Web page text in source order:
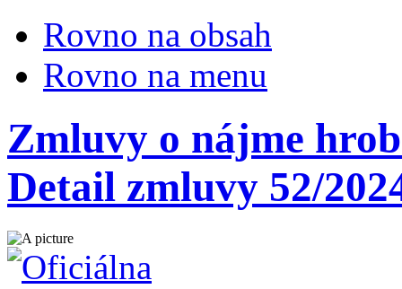
Rovno na obsah
Rovno na menu
Zmluvy o nájme
Detail zmluvy 52/